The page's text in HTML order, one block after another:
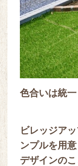
色合いは統
ビレッジア
ンプルを用
デザインの